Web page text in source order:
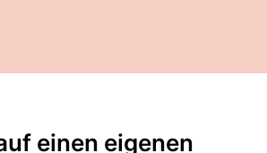
einen eigenen